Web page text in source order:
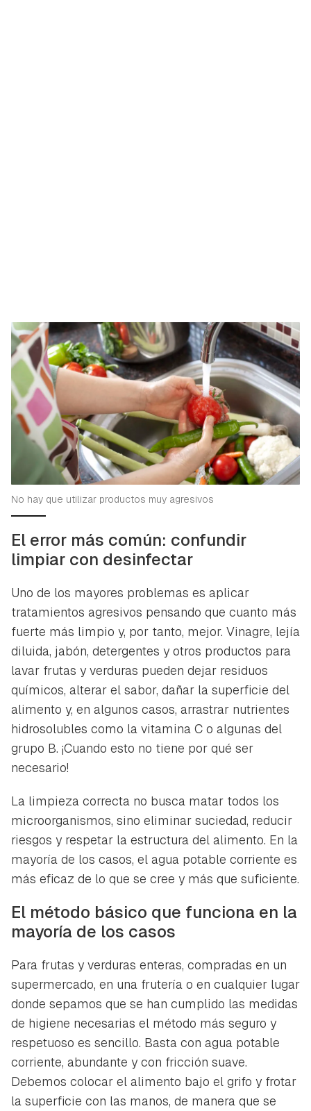
No hay que utilizar productos muy agresivos
El error más común: confundir
limpiar con desinfectar
Uno de los mayores problemas es aplicar
tratamientos agresivos pensando que cuanto más
fuerte más limpio y, por tanto, mejor. Vinagre, lejía
diluida, jabón, detergentes y otros productos para
lavar frutas y verduras pueden dejar residuos
químicos, alterar el sabor, dañar la superficie del
alimento y, en algunos casos, arrastrar nutrientes
hidrosolubles como la vitamina C o algunas del
grupo B. ¡Cuando esto no tiene por qué ser
necesario!
La limpieza correcta no busca matar todos los
microorganismos, sino eliminar suciedad, reducir
riesgos y respetar la estructura del alimento. En la
mayoría de los casos, el agua potable corriente es
más eficaz de lo que se cree y más que suficiente.
El método básico que funciona en la
mayoría de los casos
Para frutas y verduras enteras, compradas en un
supermercado, en una frutería o en cualquier lugar
donde sepamos que se han cumplido las medidas
de higiene necesarias el método más seguro y
respetuoso es sencillo. Basta con agua potable
corriente, abundante y con fricción suave.
Debemos colocar el alimento bajo el grifo y frotar
la superficie con las manos, de manera que se